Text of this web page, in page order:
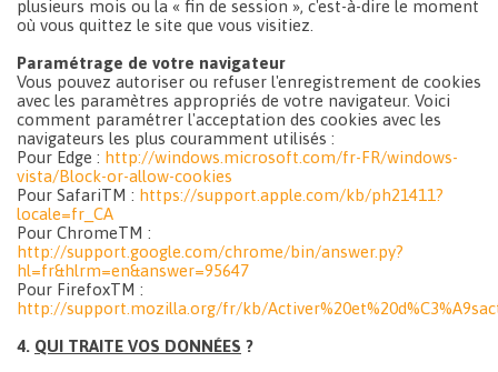
plusieurs mois ou la « fin de session », c'est-à-dire le moment
où vous quittez le site que vous visitiez.
Paramétrage de votre navigateur
Vous pouvez autoriser ou refuser l'enregistrement de cookies
avec les paramètres appropriés de votre navigateur. Voici
comment paramétrer l'acceptation des cookies avec les
navigateurs les plus couramment utilisés :
Pour Edge : http://windows.microsoft.com/fr-FR/windows-
vista/Block-or-allow-cookies
Pour SafariTM : https://support.apple.com/kb/ph21411?
locale=fr_CA
Pour ChromeTM :
http://support.google.com/chrome/bin/answer.py?
hl=fr&hlrm=en&answer=95647
Pour FirefoxTM :
http://support.mozilla.org/fr/kb/
4. QUI TRAITE VOS DONNÉES ?